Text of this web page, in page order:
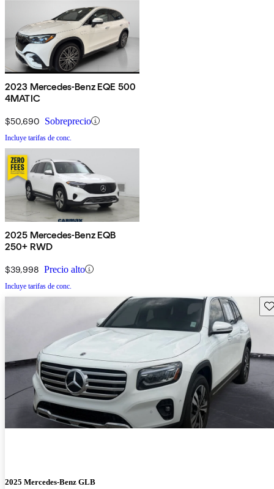
2023 Mercedes-Benz EQE 500
4MATIC
$50,690 Sobreprecio
Incluye tarifas de conc.
2025 Mercedes-Benz EQB
250+ RWD
$39,998 Precio alto
Incluye tarifas de conc.
2025 Mercedes-Benz GLB